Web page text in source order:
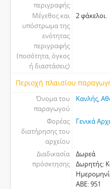
περιγραφής
Μέγεθος και
υπόστρωμα της
ενότητας
περιγραφής
(ποσότητα, όγκος
ή διαστάσεις)
2 φάκελοι.
Περιοχή πλαισίου
Όνομα του
παραγωγού
Κανλής,
Φορέας
διατήρησης του
αρχείου
Γενικά
Διαδικασία
πρόσκτησης
Δωρεά
Δωρητής:
ΑΒΕ: 951